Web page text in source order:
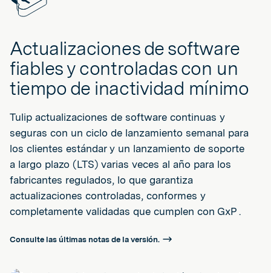
Actualizaciones de software
fiables y controladas con un
tiempo de inactividad mínimo
Tulip actualizaciones de software continuas y
seguras con un ciclo de lanzamiento semanal para
los clientes estándar y un lanzamiento de soporte
a largo plazo (LTS) varias veces al año para los
fabricantes regulados, lo que garantiza
actualizaciones controladas, conformes y
completamente validadas que cumplen con GxP .
Consulte las últimas notas de la versión.